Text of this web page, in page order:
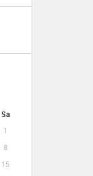
Sa
1
8
15